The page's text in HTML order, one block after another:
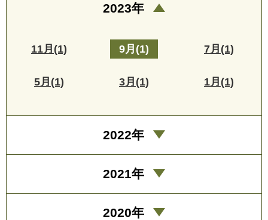
2023年
11月(1) 9月(1) 7月(1)
5月(1) 3月(1) 1月(1)
2022年
2021年
2020年